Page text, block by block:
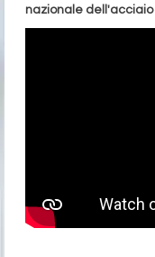
nazionale dell'acciaio